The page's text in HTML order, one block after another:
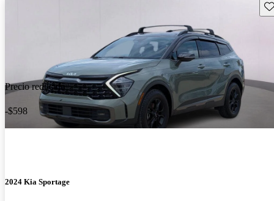
Precio reducido
-$598
2024 Kia Sportage